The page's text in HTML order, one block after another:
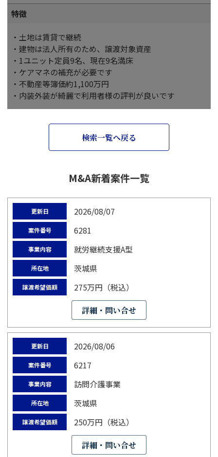
特徴
・土地は賃貸で継続
・建物は法人所有のため、譲渡対象資産
・1ユニット定員9名、現在9名満床
・ケアマネの補充が必要です
・不動産等簿価約1,100万円
・内装外装が綺麗で利用者様の評判が良いです
検索一覧へ戻る
M&A新着案件一覧
更新日 2026/08/07
案件番号 6281
事業内容 就労継続支援A型
所在地 茨城県
譲渡希望価額 275万円（税込）
詳細・問い合せ
更新日 2026/08/06
案件番号 6217
事業内容 訪問介護事業
所在地 茨城県
譲渡希望価額 250万円（税込）
詳細・問い合せ